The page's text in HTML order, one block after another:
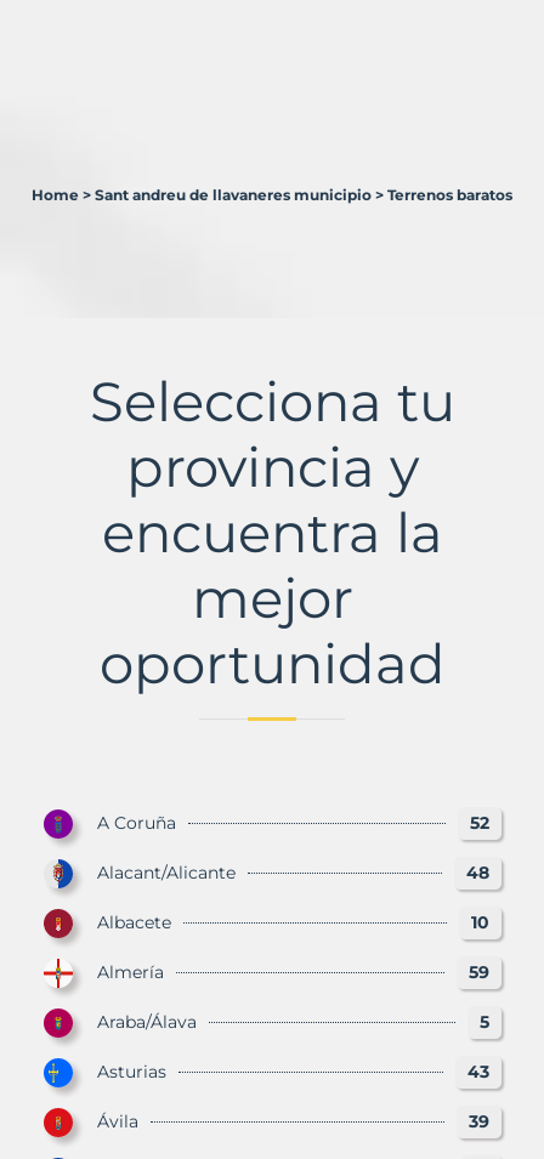
Llavaneres
Municipio
Murbalands
Home > Sant andreu de llavaneres municipio > Terrenos baratos
Selecciona tu
provincia y
encuentra la
mejor
oportunidad
A Coruña 52
Alacant/Alicante 48
Albacete 10
Almería 59
Araba/Álava 5
Asturias 43
Ávila 39